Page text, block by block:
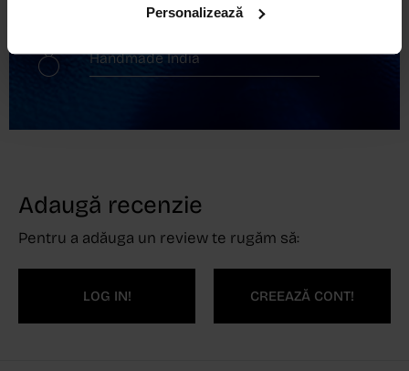
Personalizează
Retur gratuit în 14 zile
Handmade India
Adaugă recenzie
Pentru a adăuga un review te rugăm să:
LOG IN! CREEAZĂ CONT!